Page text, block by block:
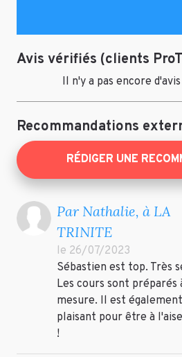
Avis vérifiés (clients
Il n'y a pas encore
Recommandations
RÉDIGER UNE
Par Nathalie, à LA
TRINITE
le 26/07/2023
Sébastien est top. Très
Les cours sont
mesure. Il est
plaisant pour être à
!